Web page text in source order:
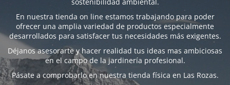
En nuestra tienda on line estamos trabajando para poder
ofrecer una amplia variedad de productos especialmente
desarrollados para satisfacer tus necesidades más exigentes.
Déjanos asesorarte y hacer realidad tus ideas mas ambiciosas
en el campo de la jardinería profesional.
Pásate a comprobarlo en nuestra tienda física en Las Rozas.